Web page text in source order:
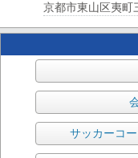
京都市東山区夷町
サッカーコ